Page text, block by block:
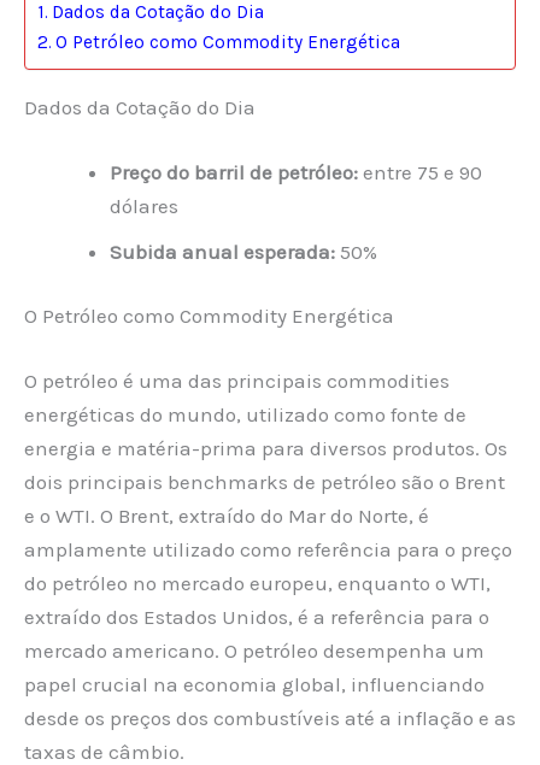
Dados da Cotação do Dia
O Petróleo como Commodity Energética
Dados da Cotação do Dia
Preço do barril de petróleo: entre 75 e 90
dólares
Subida anual esperada: 50%
O Petróleo como Commodity Energética
O petróleo é uma das principais commodities
energéticas do mundo, utilizado como fonte de
energia e matéria-prima para diversos produtos. Os
dois principais benchmarks de petróleo são o Brent
e o WTI. O Brent, extraído do Mar do Norte, é
amplamente utilizado como referência para o preço
do petróleo no mercado europeu, enquanto o WTI,
extraído dos Estados Unidos, é a referência para o
mercado americano. O petróleo desempenha um
papel crucial na economia global, influenciando
desde os preços dos combustíveis até a inflação e as
taxas de câmbio.